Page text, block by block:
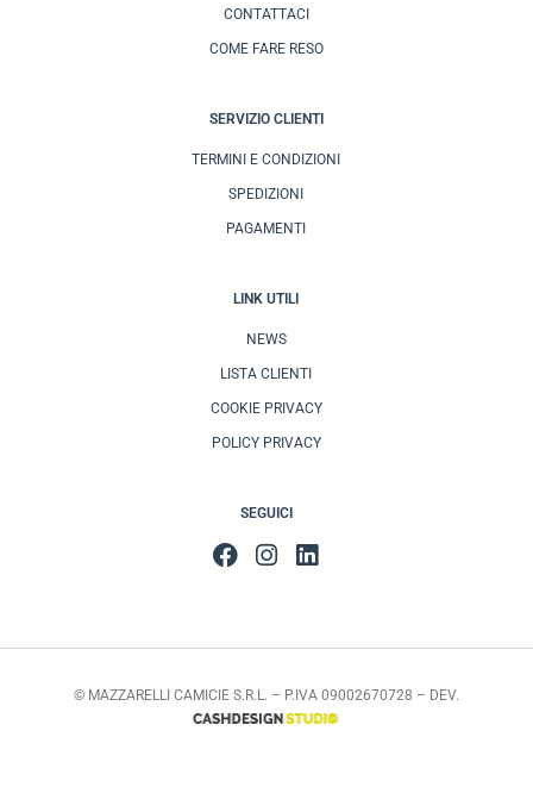
CONTATTACI
COME FARE RESO
SERVIZIO CLIENTI
TERMINI E CONDIZIONI
SPEDIZIONI
PAGAMENTI
LINK UTILI
NEWS
LISTA CLIENTI
COOKIE PRIVACY
POLICY PRIVACY
SEGUICI
© MAZZARELLI CAMICIE S.R.L. – P.IVA 09002670728 – DEV.